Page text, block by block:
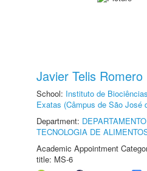
Javier Telis Romero
School: Instituto de
Exatas (Câmpus de São José
Department:
TECNOLOGIA DE
Academic Appointment
title: MS-6